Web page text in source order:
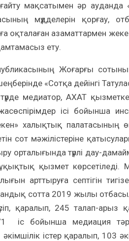
мақсатымен әр ауданда
мүдделерін қорғау,
азаматтармен жеке
ету.
Жоғарғы сотының
«Сотқа дейінгі
медиатор, АХАТ
ісі бойынша
халықтық палатасының
сот мәжілістеріне
орталығында түрлі дау-
қызмет
арттыруға септігін
сотта 2019 жылы
қаралып, 245 талап-арыз
іс бойынша медиация
істер қаралып, 103